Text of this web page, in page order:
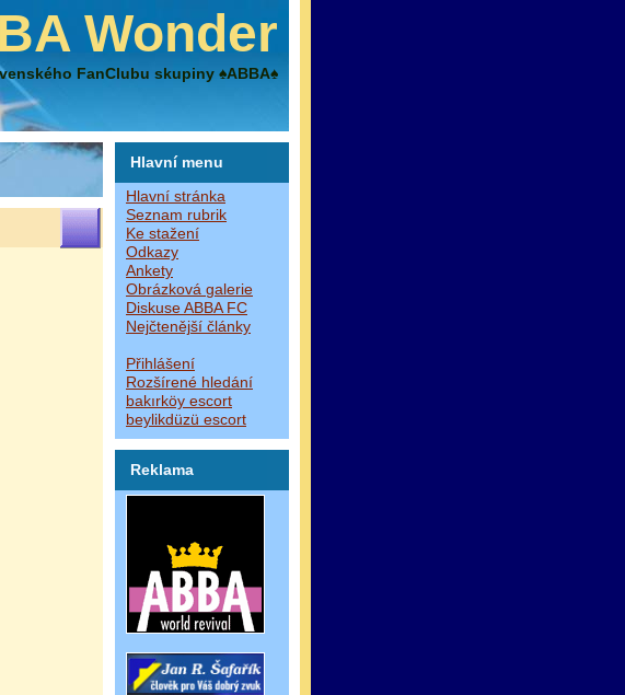
Wonder
FanClubu skupiny ♠ABBA♠
Hlavní menu
Hlavní stránka
Seznam rubrik
Ke stažení
Odkazy
Ankety
Obrázková galerie
Diskuse ABBA FC
Nejčtenější články
Přihlášení
Rozšírené hledání
bakırköy escort
beylikdüzü escort
Reklama